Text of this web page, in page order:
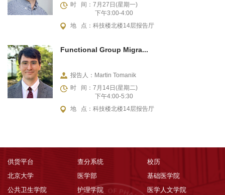
时 间：7月27日(星期一)
下午3:00-4:00
地 点：科技楼北楼14层报告厅
Functional Group Migra...
报告人：Martin Tomanik
时 间：7月14日(星期二)
下午4:00-5:30
地 点：科技楼北楼14层报告厅
供货平台 查分系统
校历
北京大学
医学部
基础医学院
公共卫生学院
护理学院 医学人文学院